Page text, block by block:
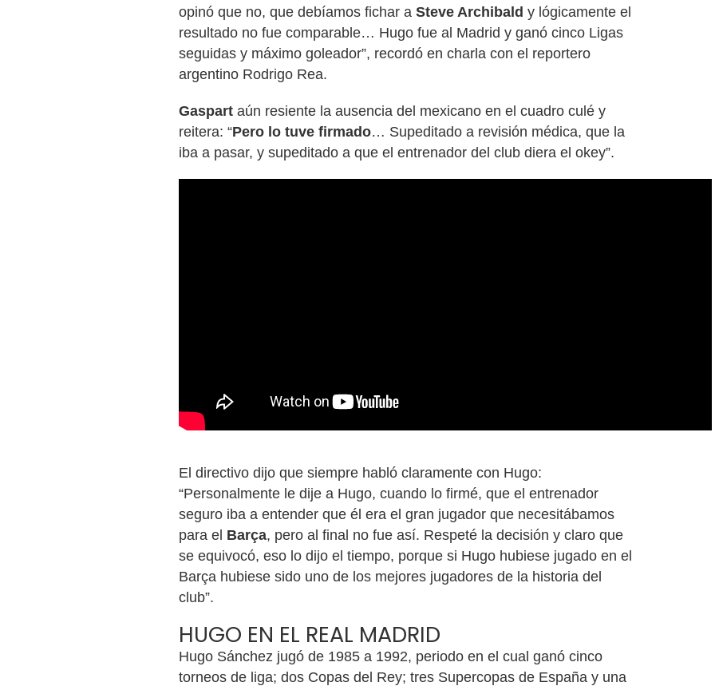
opinó que no, que debíamos fichar a Steve Archibald y lógicamente el
resultado no fue comparable… Hugo fue al Madrid y ganó cinco Ligas
seguidas y máximo goleador”, recordó en charla con el reportero
argentino Rodrigo Rea.
Gaspart aún resiente la ausencia del mexicano en el cuadro culé y
reitera: “Pero lo tuve firmado… Supeditado a revisión médica, que la
iba a pasar, y supeditado a que el entrenador del club diera el okey”.
El directivo dijo que siempre habló claramente con Hugo:
“Personalmente le dije a Hugo, cuando lo firmé, que el entrenador
seguro iba a entender que él era el gran jugador que necesitábamos
para el Barça, pero al final no fue así. Respeté la decisión y claro que
se equivocó, eso lo dijo el tiempo, porque si Hugo hubiese jugado en el
Barça hubiese sido uno de los mejores jugadores de la historia del
club”.
HUGO EN EL REAL MADRID
Hugo Sánchez jugó de 1985 a 1992, periodo en el cual ganó cinco
torneos de liga; dos Copas del Rey; tres Supercopas de España y una